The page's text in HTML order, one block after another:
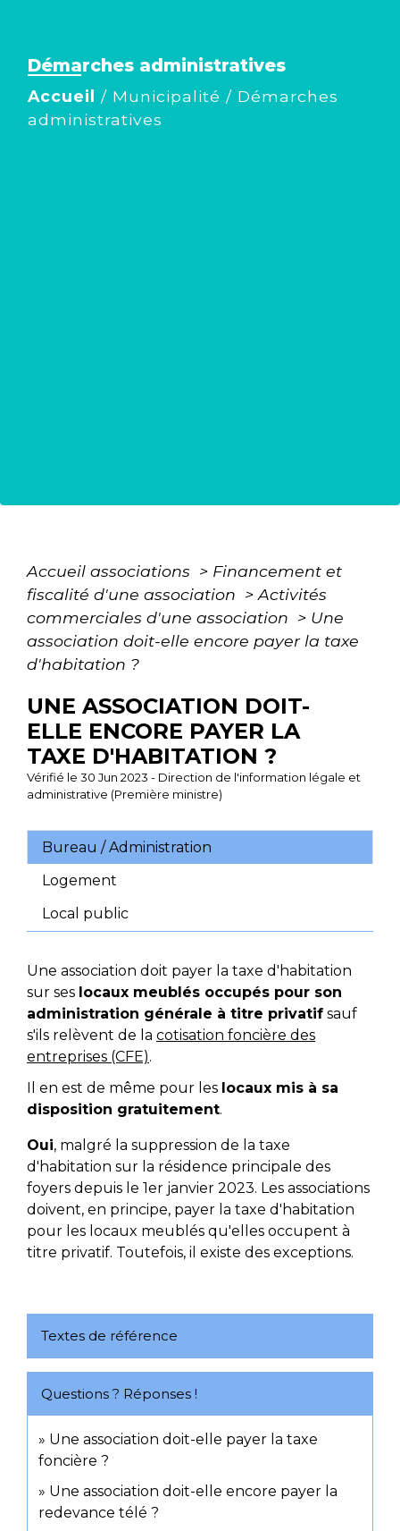
Démarches administratives
Accueil / Municipalité / Démarches
administratives
Accueil associations > Financement et
fiscalité d'une association > Activités
commerciales d'une association > Une
association doit-elle encore payer la taxe
d'habitation ?
UNE ASSOCIATION DOIT-
ELLE ENCORE PAYER LA
TAXE D'HABITATION ?
Vérifié le 30 Jun 2023 - Direction de l'information légale et
administrative (Première ministre)
Bureau / Administration
Logement
Local public
Une association doit payer la taxe d'habitation
sur ses locaux meublés occupés pour son
administration générale à titre privatif sauf
s'ils relèvent de la cotisation foncière des
entreprises (CFE).
Il en est de même pour les locaux mis à sa
disposition gratuitement.
Oui, malgré la suppression de la taxe
d'habitation sur la résidence principale des
foyers depuis le 1er janvier 2023. Les associations
doivent, en principe, payer la taxe d'habitation
pour les locaux meublés qu'elles occupent à
titre privatif. Toutefois, il existe des exceptions.
Textes de référence
Questions ? Réponses !
Une association doit-elle payer la taxe
foncière ?
Une association doit-elle encore payer la
redevance télé ?